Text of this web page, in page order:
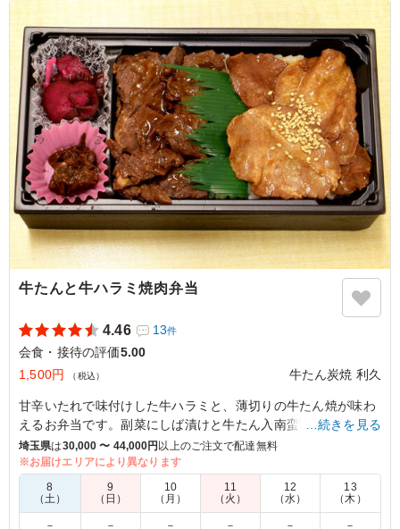
鮭「銀王」の塩焼き
・粒感と濃厚な味わいが特徴の北海道産の熟成明太子をトッピ
ング。こだわり卵「塚だま」を使用したふわふわ玉子焼き
塚田農場の「いいとこ」を詰め込みました。
5.0
あじつけがしっかりしていて、がっつり系で男性が喜ぶメ
ニューだと思います。魚と肉のバランスが良いと思いま
す。また今回は、請求書払いと、領収書払いで注文をした
のですが、箱を最初から分けてくださっていてありがたか
ご利用シーン： 会食・接待›会食
牛たんと牛ハラミ焼肉弁当
4.46 13件
会食・接待の評価5.00
1,500円
（税込） 牛たん炭焼 利久
甘辛いたれで味付けした牛ハラミと、薄切りの牛たん焼が味わ
えるお弁当です。副菜にしば漬けと牛たん入南蛮味噌を添えま
した。ぜひお試しください。
5.0
味付けされた牛タンとハラミが沢山乗っています。牛タン
…続きを見る
埼玉県は30,000 〜 44,000円 以上のご注文で配達無料
※お届けエリアにより異なります
8
（土）
9
（日）
10
（月）
11
（火）
12
（水）
13
（木）
－ － － － － －